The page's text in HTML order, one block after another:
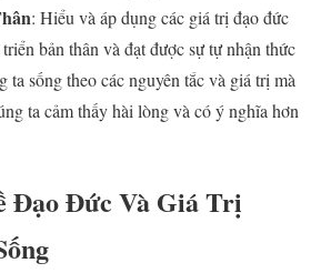
: Hiểu và áp dụng các giá trị đạo đức
bản thân và đạt được sự tự nhận thức
ta sống theo các nguyên tắc và giá trị mà
ta cảm thấy hài lòng và có ý nghĩa hơn
Đạo Đức Và Giá Trị